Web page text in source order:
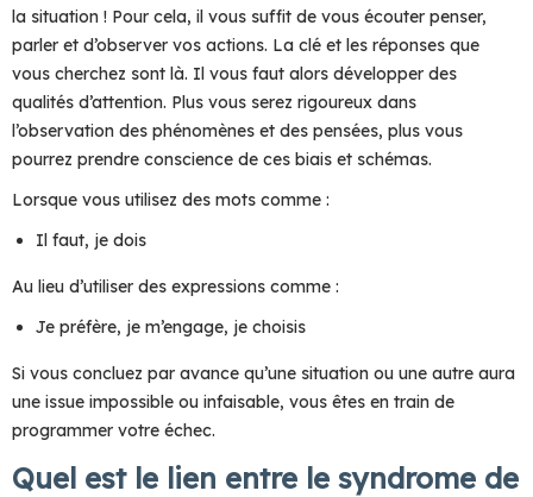
la situation ! Pour cela, il vous suffit de vous écouter penser,
parler et d’observer vos actions. La clé et les réponses que
vous cherchez sont là. Il vous faut alors développer des
qualités d’attention. Plus vous serez rigoureux dans
l’observation des phénomènes et des pensées, plus vous
pourrez prendre conscience de ces biais et schémas.
Lorsque vous utilisez des mots comme :
Il faut, je dois
Au lieu d’utiliser des expressions comme :
Je préfère, je m’engage, je choisis
Si vous concluez par avance qu’une situation ou une autre aura
une issue impossible ou infaisable, vous êtes en train de
programmer votre échec.
Quel est le lien entre le syndrome de